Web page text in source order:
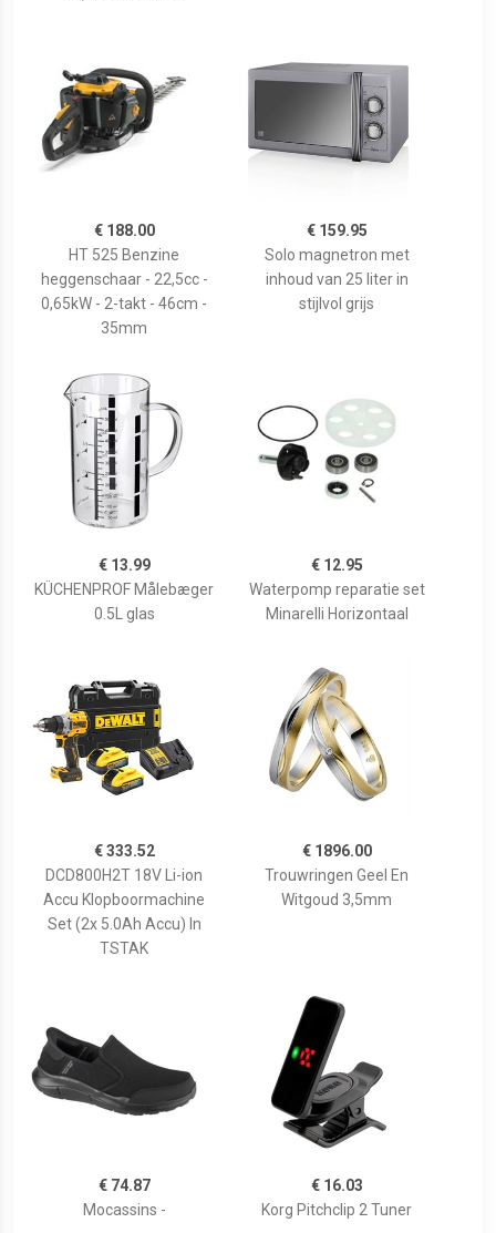
€ 188.00
HT 525 Benzine
heggenschaar - 22,5cc -
0,65kW - 2-takt - 46cm -
35mm
€ 159.95
Solo magnetron met
inhoud van 25 liter in
stijlvol grijs
€ 13.99
KÜCHENPROF Målebæger
0.5L glas
€ 12.95
Waterpomp reparatie set
Minarelli Horizontaal
€ 333.52
DCD800H2T 18V Li-ion
Accu Klopboormachine
Set (2x 5.0Ah Accu) In
TSTAK
€ 1896.00
Trouwringen Geel En
Witgoud 3,5mm
€ 74.87
Mocassins -
€ 16.03
Korg Pitchclip 2 Tuner